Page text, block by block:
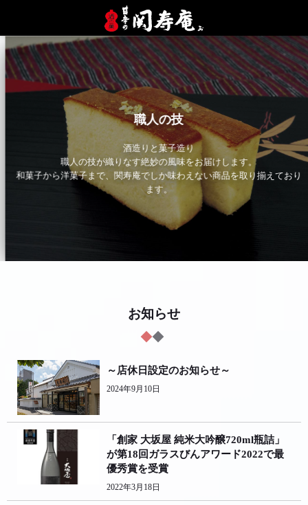
職人の技
酒造りと菓子造り
職人の技が織りなす絶妙の風味をお届けします。
和菓子から洋菓子まで、関寿庵でしか味わえない商品を取り揃えており
ます。
お知らせ
～店休日設定のお知らせ～
2024年9月10日
「創家 大坂屋 純米大吟醸720ml瓶詰」
が第18回ガラスびんアワード2022で最
優秀賞を受賞
2022年3月18日